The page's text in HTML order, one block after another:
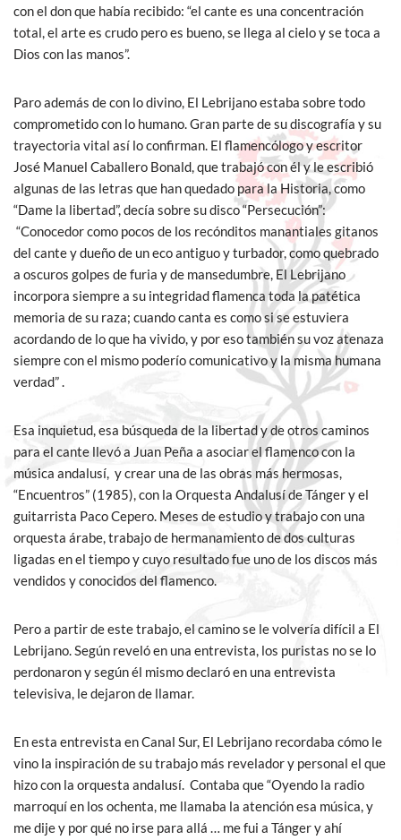
con el don que había recibido: “el cante es una concentración
total, el arte es crudo pero es bueno, se llega al cielo y se toca a
Dios con las manos”.
Paro además de con lo divino, El Lebrijano estaba sobre todo
comprometido con lo humano. Gran parte de su discografía y su
trayectoria vital así lo confirman. El flamencólogo y escritor
José Manuel Caballero Bonald, que trabajó con él y le escribió
algunas de las letras que han quedado para la Historia, como
“Dame la libertad”, decía sobre su disco “Persecución”:
“Conocedor como pocos de los recónditos manantiales gitanos
del cante y dueño de un eco antiguo y turbador, como quebrado
a oscuros golpes de furia y de mansedumbre, El Lebrijano
incorpora siempre a su integridad flamenca toda la patética
memoria de su raza; cuando canta es como si se estuviera
acordando de lo que ha vivido, y por eso también su voz atenaza
siempre con el mismo poderío comunicativo y la misma humana
verdad” .
Esa inquietud, esa búsqueda de la libertad y de otros caminos
para el cante llevó a Juan Peña a asociar el flamenco con la
música andalusí, y crear una de las obras más hermosas,
“Encuentros” (1985), con la Orquesta Andalusí de Tánger y el
guitarrista Paco Cepero. Meses de estudio y trabajo con una
orquesta árabe, trabajo de hermanamiento de dos culturas
ligadas en el tiempo y cuyo resultado fue uno de los discos más
vendidos y conocidos del flamenco.
Pero a partir de este trabajo, el camino se le volvería difícil a El
Lebrijano. Según reveló en una entrevista, los puristas no se lo
perdonaron y según él mismo declaró en una entrevista
televisiva, le dejaron de llamar.
En esta entrevista en Canal Sur, El Lebrijano recordaba cómo le
vino la inspiración de su trabajo más revelador y personal el que
hizo con la orquesta andalusí. Contaba que “Oyendo la radio
marroquí en los ochenta, me llamaba la atención esa música, y
me dije y por qué no irse para allá … me fui a Tánger y ahí